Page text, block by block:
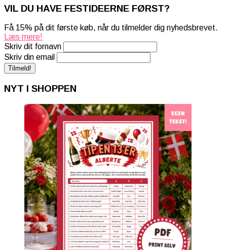
VIL DU HAVE FESTIDEERNE FØRST?
Få 15% på dit første køb, når du tilmelder dig nyhedsbrevet.
Læs mere!
Skriv dit fornavn
Skriv din email
NYT I SHOPPEN